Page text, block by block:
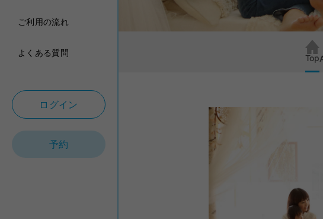
ご利用の流れ
よくある質問
ログイン
予約
Top